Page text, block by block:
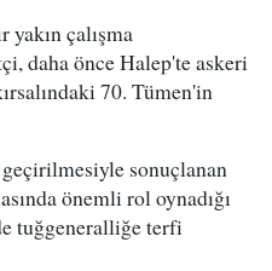
yakın çalışma
daha önce Halep'te askeri
70. Tümen'in
geçirilmesiyle sonuçlanan
önemli rol oynadığı
tuğgeneralliğe terfi